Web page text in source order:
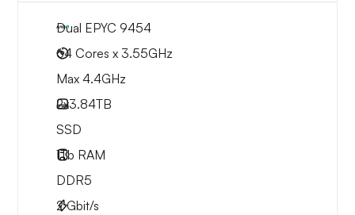
Dual EPYC 9454
64 Cores x 3.55GHz
Max 4.4GHz
2x3.84TB
SSD
1Tb RAM
DDR5
2Gbit/s